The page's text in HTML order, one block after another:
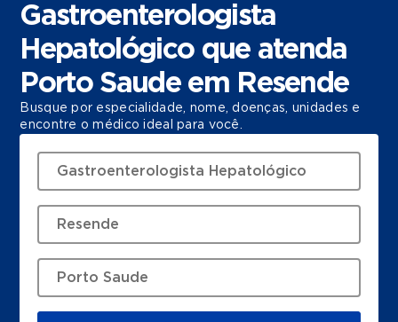
Gastroenterologista
Hepatológico que atenda
Porto Saude em Resende
Busque por especialidade, nome, doenças, unidades e
encontre o médico ideal para você.